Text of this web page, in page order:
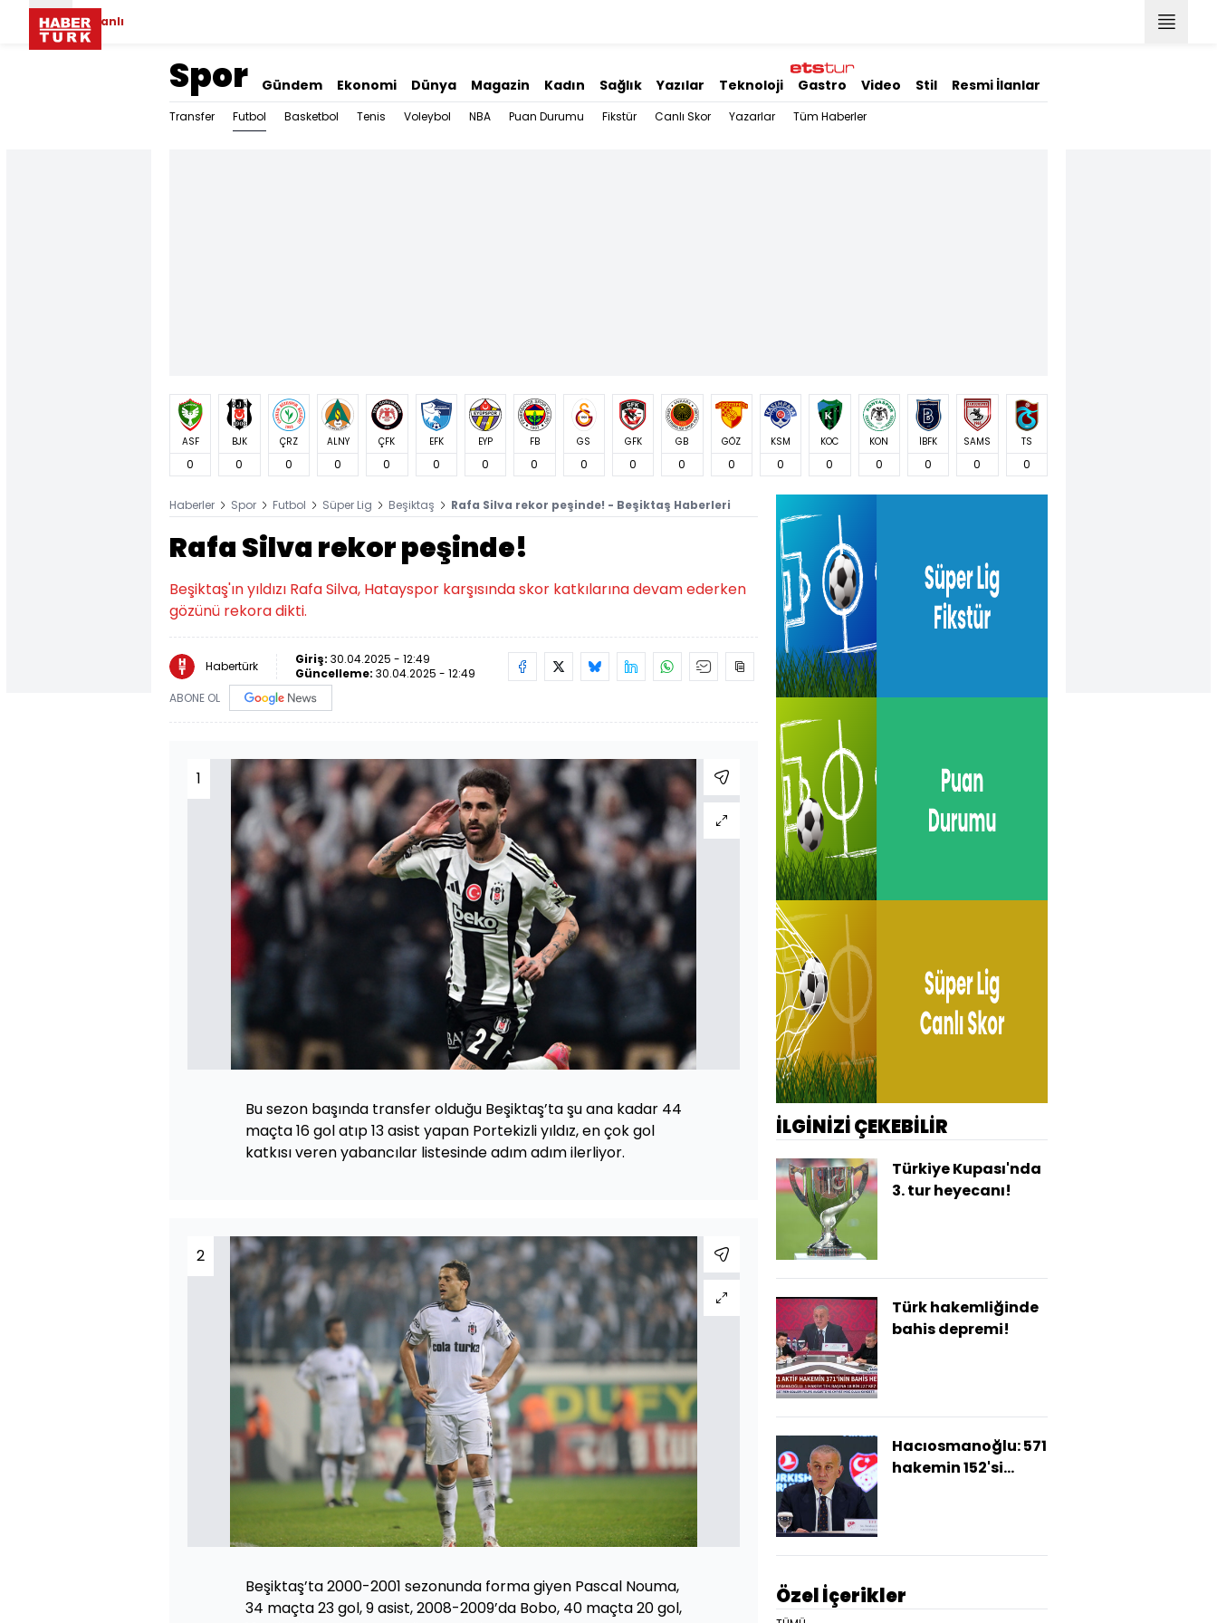
Canlı
Spor Gündem Ekonomi Dünya Magazin Kadın Sağlık Yazılar Teknoloji Gastro Video Stil Resmi İlanlar
Transfer Futbol Basketbol Tenis Voleybol NBA Puan Durumu Fikstür Canlı Skor Yazarlar Tüm Haberler
ASF
0
BJK
0
ÇRZ
0
ALNY
0
ÇFK
0
EFK
0
EYP
0
FB
0
GS
0
GFK
0
GB
0
GÖZ
0
KSM
0
KOC
0
KON
0
İBFK
0
SAMS
0
TS
0
Haberler Spor Futbol Süper Lig Beşiktaş Rafa Silva rekor peşinde! - Beşiktaş Haberleri
Rafa Silva rekor peşinde!
Beşiktaş'ın yıldızı Rafa Silva, Hatayspor karşısında skor katkılarına devam ederken
gözünü rekora dikti.
Habertürk Giriş: 30.04.2025 - 12:49
Güncelleme: 30.04.2025 - 12:49
ABONE OL
1
Bu sezon başında transfer olduğu Beşiktaş’ta şu ana kadar 44
maçta 16 gol atıp 13 asist yapan Portekizli yıldız, en çok gol
katkısı veren yabancılar listesinde adım adım ilerliyor.
2
Beşiktaş’ta 2000-2001 sezonunda forma giyen Pascal Nouma,
34 maçta 23 gol, 9 asist, 2008-2009’da Bobo, 40 maçta 20 gol,
Özel İçerikler
İLGİNİZİ ÇEKEBİLİR
Türkiye Kupası'nda
3. tur heyecanı!
Türk hakemliğinde
bahis depremi!
Hacıosmanoğlu: 571
hakemin 152'si